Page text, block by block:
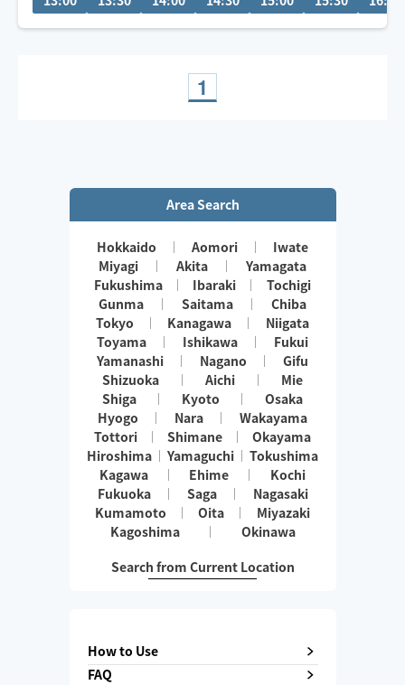
ぜひ癒しの時間をお届けできたら嬉しいです、よろしく
1
Area Search
Hokkaido Aomori
Iwate
Miyagi
Akita
Yamagata
Fukushima
Ibaraki
Tochigi
Gunma
Saitama
Chiba
Tokyo
Kanagawa
Niigata
Toyama
Ishikawa
Fukui
Yamanashi
Nagano
Gifu
Shizuoka
Aichi
Mie
Shiga
Kyoto
Osaka
Hyogo
Nara
Wakayama
Tottori
Shimane
Okayama
Hiroshima
Yamaguchi
Tokushima
Kagawa
Ehime
Kochi
Fukuoka
Saga
Nagasaki
Kumamoto
Oita
Miyazaki
Kagoshima
Okinawa
Search from Current Location
How to Use
FAQ